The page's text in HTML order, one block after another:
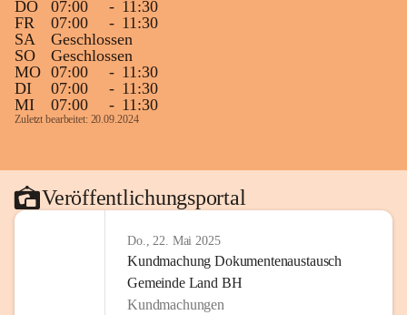
DO
07:00 - 11:30
FR
07:00 - 11:30
SA
Geschlossen
SO
Geschlossen
MO 07:00 - 11:30
DI
07:00 - 11:30
MI
07:00 - 11:30
Zuletzt bearbeitet: 20.09.2024
Veröffentlichungsportal
Do., 22. Mai 2025
Kundmachung Dokumentenaustausch
Gemeinde Land BH
Kundmachungen